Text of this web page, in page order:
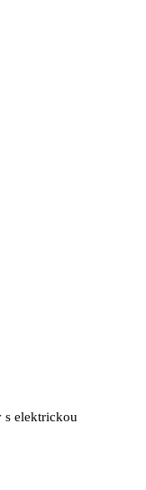
s elektrickou